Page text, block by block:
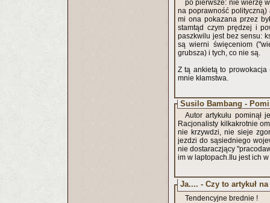
po pierwsze: nie wierzę
na poprawność polityczną)
mi ona pokazana przez
stamtąd czym prędzej i
paszkwilu jest bez sensu:
są wierni święceniom
grubsza) i tych, co nie są.
Z tą ankietą to prowokacja
mnie kłamstwa.
Susilo Bambang -
Autor artykułu pominął
Racjonalisty kilkakrotnie
nie krzywdzi, nie sieje
jezdzi do sąsiedniego
nie dostaraczjący
im w laptopach.Ilu jest ich
Ja.... - Czy to artykuł
Tendencyjne brednie !